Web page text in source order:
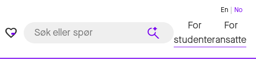
favorite_border
En No
For
studenter
For
ansatte